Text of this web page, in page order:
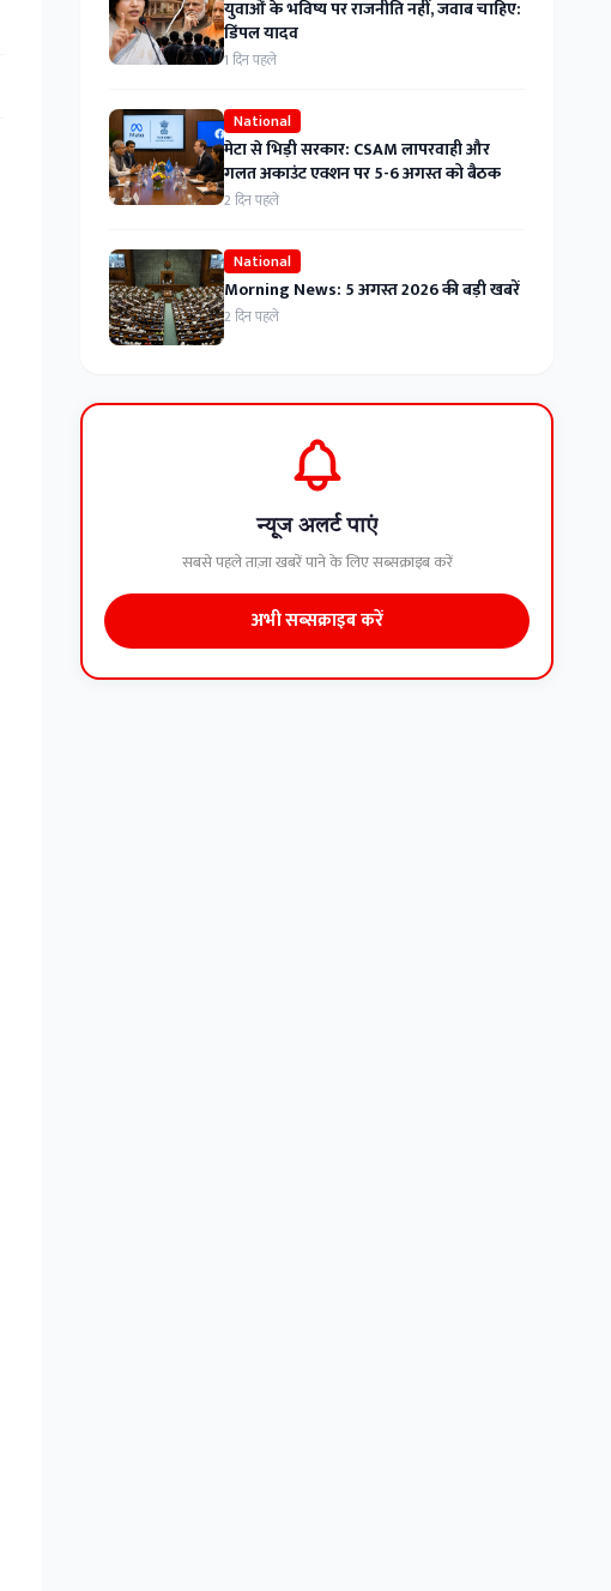
युवाओं के भविष्य पर राजनीति नहीं, जवाब चाहिए:
डिंपल यादव
1 दिन पहले
National
मेटा से भिड़ी सरकार: CSAM लापरवाही और
गलत अकाउंट एक्शन पर 5-6 अगस्त को बैठक
2 दिन पहले
National
Morning News: 5 अगस्त 2026 की बड़ी खबरें
2 दिन पहले
न्यूज अलर्ट पाएं
सबसे पहले ताज़ा खबरें पाने के लिए सब्सक्राइब करें
अभी सब्सक्राइब करें